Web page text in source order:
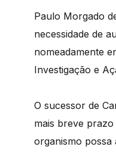
Paulo Morgado
necessidade de
nomeadamente
Investigação e
O sucessor de
mais breve
organismo possa